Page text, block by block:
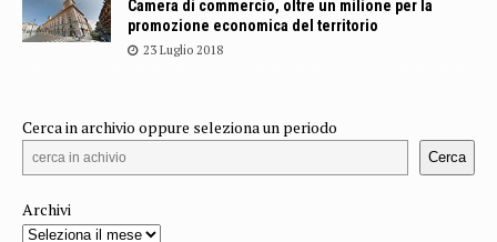
Camera di commercio, oltre un milione per la
promozione economica del territorio
23 Luglio 2018
Cerca in archivio oppure seleziona un periodo
Cerca
Archivi